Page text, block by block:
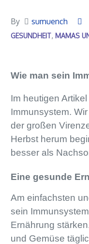
By sumuench
GESUNDHEIT MAMAS
Wie man sein
Im heutigen
Immunsystem.
der großen
Herbst herum
besser als
Eine gesunde
Am einfachsten
sein
Ernährung
und Gemüse